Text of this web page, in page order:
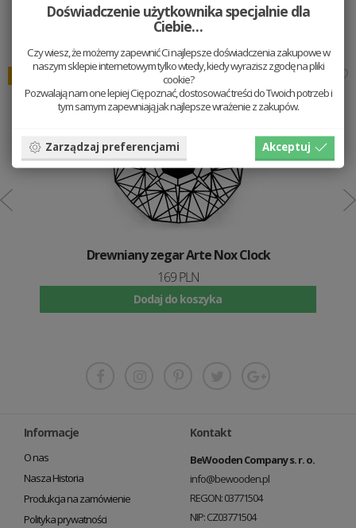
Ładnie wygląda z
Bestseller
Drewniany zegar Arte Nox Clock
169 PLN
Dodaj do koszyka
Informacje
O nas
Nasza Historia
Produkcja na zamówienie
Polityka prywatności
Kontakt
BeWooden Company s. r. o.
info@bewooden.pl
REGON: 03771504
NIP: CZ03771504
Doświadczenie użytkownika specjalnie dla
Ciebie…
Czy wiesz, że możemy zapewnić Ci najlepsze doświadczenia zakupowe w
naszym sklepie internetowym tylko wtedy, kiedy wyrazisz zgodę na pliki
cookie?
Pozwalają nam one lepiej Cię poznać, dostosować treści do Twoich potrzeb i
tym samym zapewniają jak najlepsze wrażenie z zakupów.
Zarządzaj preferencjami Akceptuj